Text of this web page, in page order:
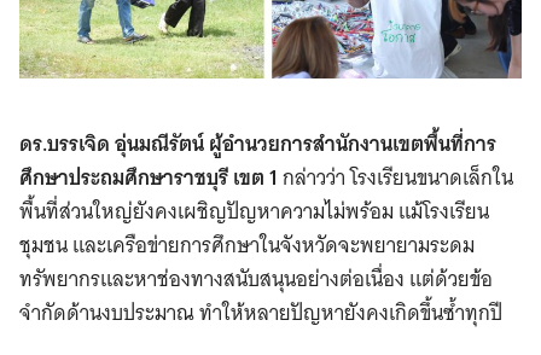
ดร.บรรเจิด อุ่นมณีรัตน์ ผู้อำนวยการสำนักงานเขตพื้นที่การ
ศึกษาประถมศึกษาราชบุรี เขต 1 กล่าวว่า โรงเรียนขนาดเล็กใน
พื้นที่ส่วนใหญ่ยังคงเผชิญปัญหาความไม่พร้อม แม้โรงเรียน
ชุมชน และเครือข่ายการศึกษาในจังหวัดจะพยายามระดม
ทรัพยากรและหาช่องทางสนับสนุนอย่างต่อเนื่อง แต่ด้วยข้อ
จำกัดด้านงบประมาณ ทำให้หลายปัญหายังคงเกิดขึ้นซ้ำทุกปี